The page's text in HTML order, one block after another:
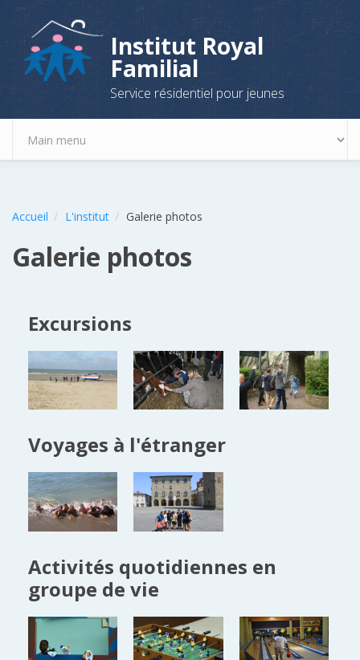
Aller au contenu principal
Institut Royal
Familial
Service résidentiel pour jeunes
Accueil L'institut Galerie photos
Galerie photos
Excursions
Voyages à l'étranger
Activités quotidiennes en
groupe de vie